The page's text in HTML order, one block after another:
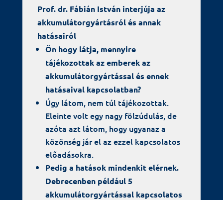
Prof. dr. Fábián István interjúja az
akkumulátorgyártásról és annak
hatásairól
Ön hogy látja, mennyire
tájékozottak az emberek az
akkumulátorgyártással és ennek
hatásaival kapcsolatban?
Úgy látom, nem túl tájékozottak.
Eleinte volt egy nagy fölzúdulás, de
azóta azt látom, hogy ugyanaz a
közönség jár el az ezzel kapcsolatos
előadásokra.
Pedig a hatások mindenkit elérnek.
Debrecenben például 5
akkumulátorgyártással kapcsolatos